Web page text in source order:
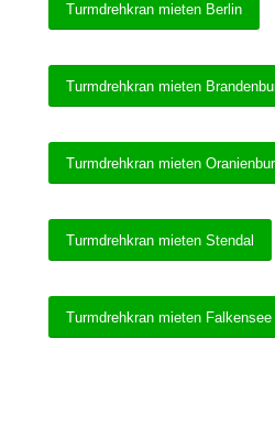
Turmdrehkran mieten Berlin
Turmdrehkran mieten
Turmdrehkran mieten
Turmdrehkran mieten Stendal
Turmdrehkran mieten Falkensee